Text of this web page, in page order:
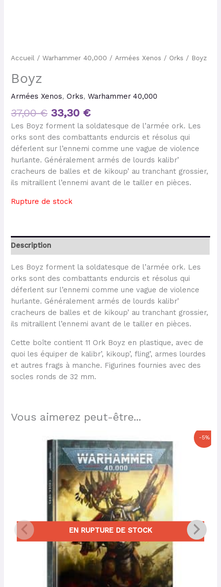
Accueil /Warhammer 40,000 /Armées Xenos / Orks / Boyz
Boyz
Armées Xenos,Orks,Warhammer 40,000
37,00€ 33,30 €
Les Boyz forment la soldatesque de l’armée ork. Les
orks sont des combattants endurcis et résolus qui
déferlent sur l’ennemi comme une vague de violence
hurlante. Généralement armés de lourds kalibr’
cracheurs de balles et de kikoup’ au tranchant grossier,
ils mitraillent l’ennemi avant de le tailler en pièces.
Rupture de stock
Description
Les Boyz forment la soldatesque de l’armée ork. Les
orks sont des combattants endurcis et résolus qui
déferlent sur l’ennemi comme une vague de violence
hurlante. Généralement armés de lourds kalibr’
cracheurs de balles et de kikoup’ au tranchant grossier,
ils mitraillent l’ennemi avant de le tailler en pièces.
Cette boîte contient 11 Ork Boyz en plastique, avec de
quoi les équiper de kalibr’, kikoup’, fling’, armes lourdes
et autres frags à manche. Figurines fournies avec des
socles ronds de 32 mm.
Vous aimerez peut-être...
-5%
EN RUPTURE DE STOCK
prix
initial
était :
50,00 €.
prix
actuel
est :
47,50 €.